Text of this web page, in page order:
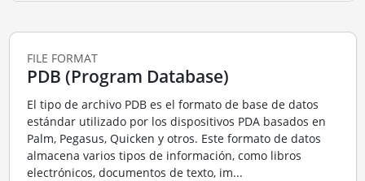
FILE FORMAT
PDB (Program Database)
El tipo de archivo PDB es el formato de base de datos
estándar utilizado por los dispositivos PDA basados en
Palm, Pegasus, Quicken y otros. Este formato de datos
almacena varios tipos de información, como libros
electrónicos, documentos de texto, im...